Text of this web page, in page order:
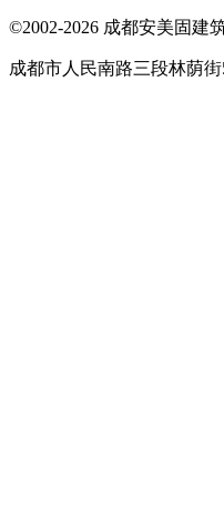
©2002-2026 成都安美固建
成都市人民南路三段林荫